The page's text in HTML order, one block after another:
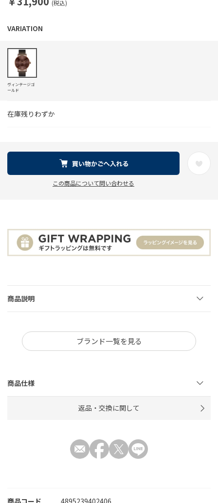
(税込)
商品コード 4895239402406
在庫残りわずか
ヴィンテージゴ
ールド
この商品について問い合わせる
商品説明
ブランド一覧を見る
商品仕様
返品・交換に関して